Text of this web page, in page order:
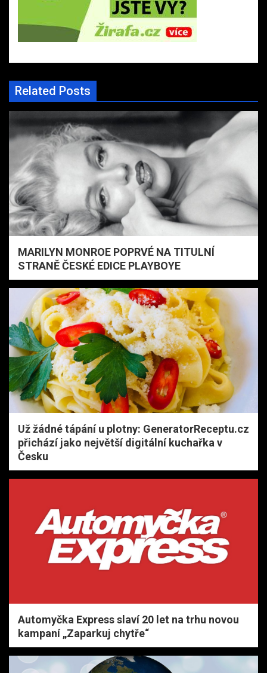
Related Posts
MARILYN MONROE POPRVÉ NA TITULNÍ
STRANĚ ČESKÉ EDICE PLAYBOYE
Už žádné tápání u plotny: GeneratorReceptu.cz
přichází jako největší digitální kuchařka v
Česku
Automyčka Express slaví 20 let na trhu novou
kampaní „Zaparkuj chytře“